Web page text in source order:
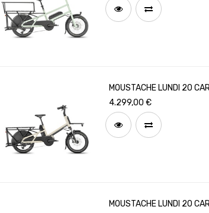
MOUSTACHE LUNDI 20
4.299,00 €
MOUSTACHE LUNDI 20